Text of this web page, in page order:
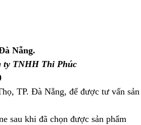
Nẵng.
ty TNHH Thi Phúc
TP. Đà Nẵng, để được tư vấn sản
sau khi đã chọn được sản phẩm